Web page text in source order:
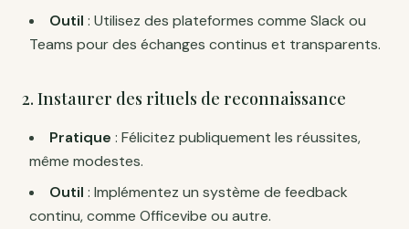
Outil : Utilisez des plateformes comme Slack ou
Teams pour des échanges continus et transparents.
2. Instaurer des rituels de reconnaissance
Pratique : Félicitez publiquement les réussites,
même modestes.
Outil : Implémentez un système de feedback
continu, comme Officevibe ou autre.